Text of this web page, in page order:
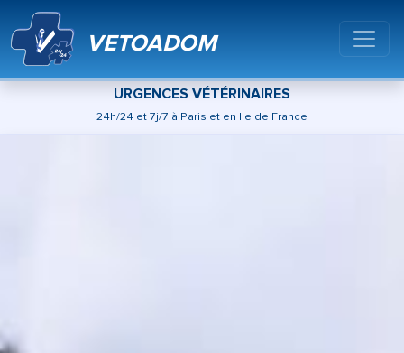
VETOADOM
URGENCES VÉTÉRINAIRES
24h/24 et 7j/7 à Paris et en Ile de France